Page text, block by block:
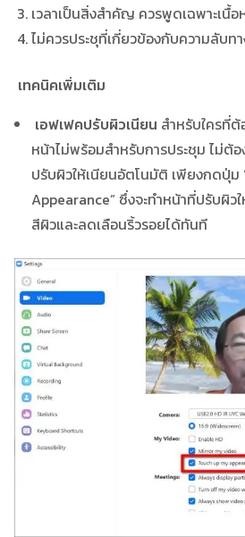
เวลาเป็นสิ่งสำคัญ ควรพูดเฉพาะเนื้อ
ไม่ควรประชุที่เกี่ยวข้องกับความลับท
เทคนิคเพิ่มเติม
เอฟเฟคปรับผิวเนียน สำหรับใครที่
หน้าไม่พร้อมสำหรับการประชุม ไม่ต้
ปรับผิวให้เนียนอัตโนมัติ เพียงกดปุ่ม
Appearance” ซึ่งจะทำหน้าที่ปรับผิว
สีผิวและลดเลือนริ้วรอยได้ทันที